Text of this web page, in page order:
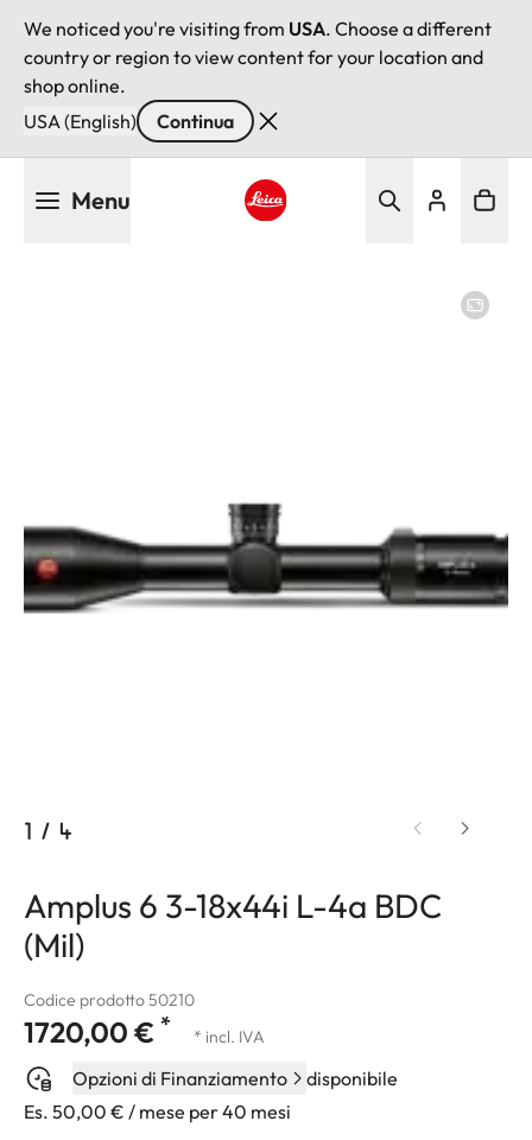
We noticed you're visiting from USA. Choose a different
country or region to view content for your location and
shop online.
USA (English)
Continua
Menu
1 / 4
Amplus 6 3-18x44i L-4a BDC
(Mil)
Codice prodotto 50210
1720,00 € * * incl. IVA
Opzioni di Finanziamento
disponibile
Es. 50,00 € / mese per 40 mesi